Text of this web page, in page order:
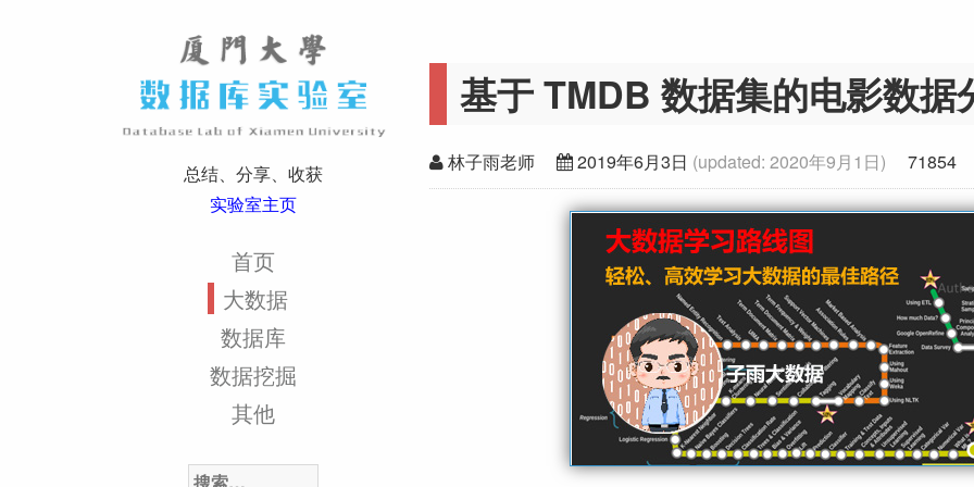
总结、分享、收获
实验室主页
首页
大数据
数据库
数据挖掘
其他
基于 TMDB 数据集的电影数据
林子雨老师 2019年6月3日 (updated: 2020年9月1日) 71854